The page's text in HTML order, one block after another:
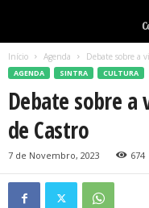
Início Agenda Debate sobre a
AGENDA SINTRA CULTURA
Debate sobre a
de Castro
7 de Novembro, 2023 674